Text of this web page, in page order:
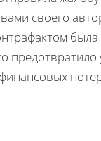
своего
была